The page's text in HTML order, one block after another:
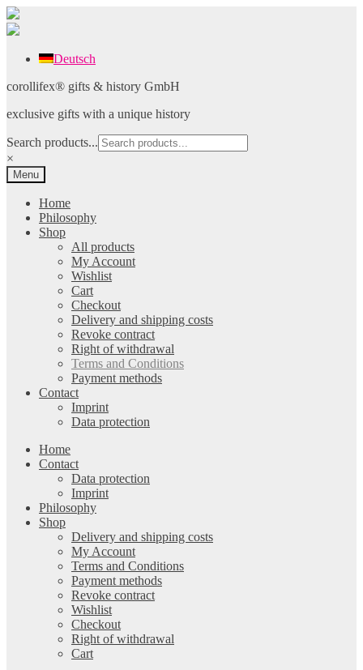
Deutsch
Skip
navigation
Skip
content
corollifex® gifts & history GmbH
exclusive gifts with a unique history
Search products...
×
Menu
Home
Philosophy
Shop
All products
My Account
Wishlist
Cart
Checkout
Delivery and shipping costs
Revoke contract
Right of withdrawal
Terms and Conditions
Payment methods
Contact
Imprint
Data protection
Home
Contact
Data protection
Imprint
Philosophy
Shop
Delivery and shipping costs
My Account
Terms and Conditions
Payment methods
Revoke contract
Wishlist
Checkout
Right of withdrawal
Cart